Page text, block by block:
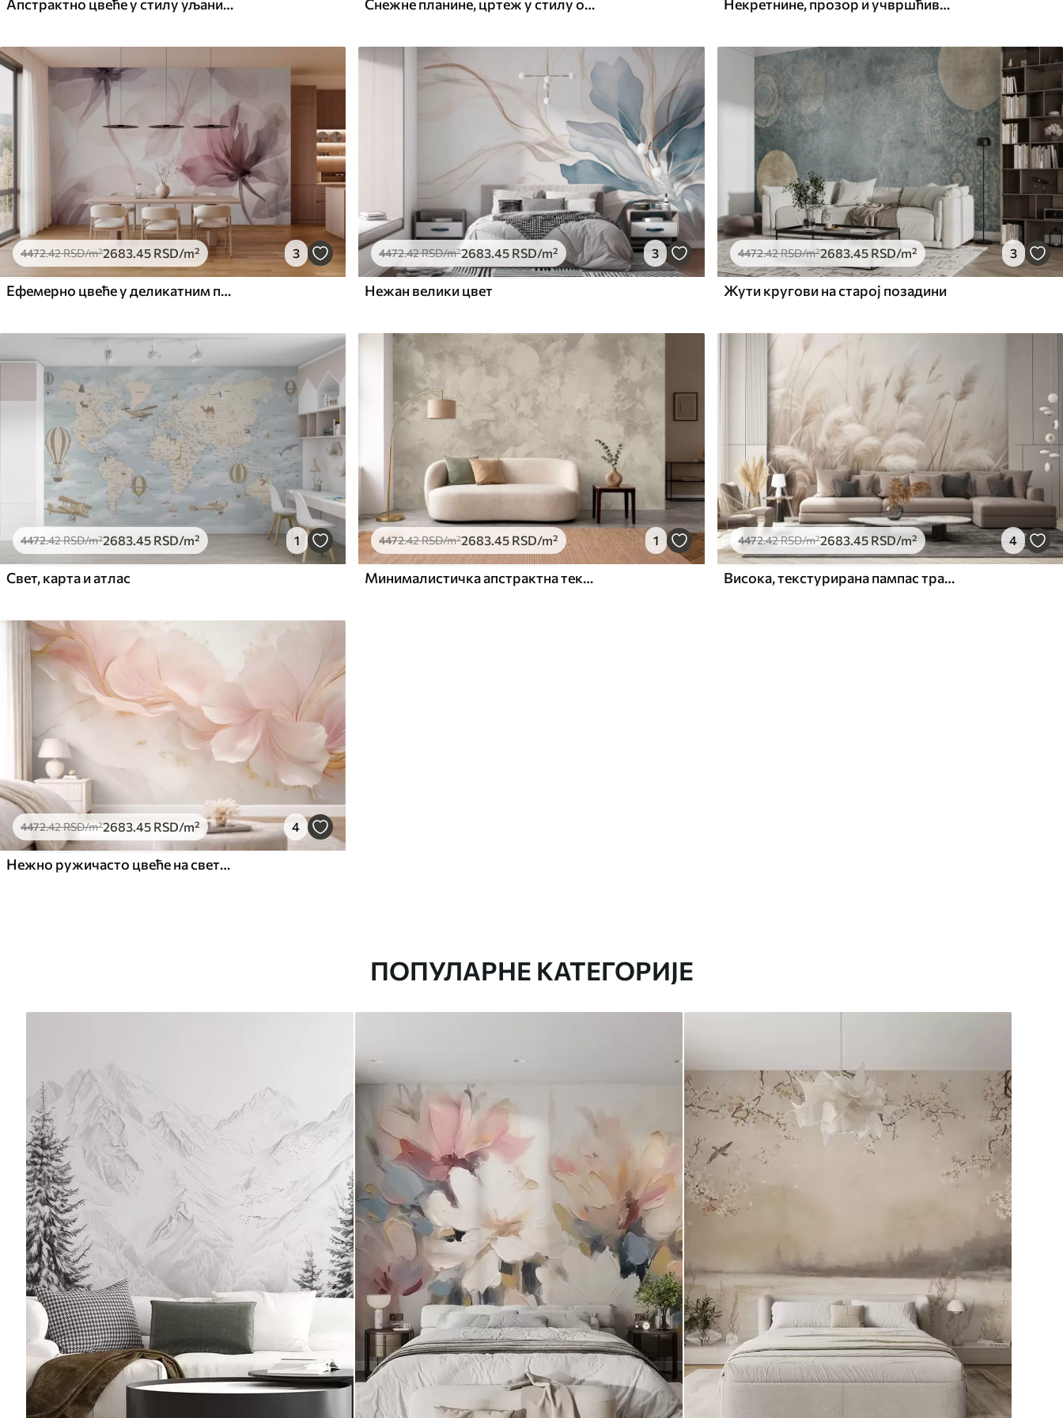
Апстрактно цвеће у стилу уљаних слика у меким тоновима Снежне планине, цртеж у стилу оловке, минимализам, шума, природа Некретнине, прозор и учвршћивање
4472.42RSD/m²2683.45 RSD/m² 3
Ефемерно цвеће у деликатним пастелним бојама
4472.42RSD/m²2683.45 RSD/m² 3
Нежан велики цвет
4472.42RSD/m²2683.45 RSD/m² 3
Жути кругови на старој позадини
4472.42RSD/m²2683 .45 RSD/m² 1
Свет, карта и атлас
4472.42RSD/m²2683 .45 RSD/m² 1
Минималистичка апстрактна текстура четкице у беж тоновима
4472.42RSD/m²2683.45 RSD/m² 4
Висока, текстурирана пампас трава у меким, топлим, неутралним тоновима, са замућеном, светлом позадином
4472.42RSD/m²2683.45 RSD/m² 4
Нежно ружичасто цвеће на светлој позадини
ПОПУЛАРНЕ КАТЕГОРИЈЕ